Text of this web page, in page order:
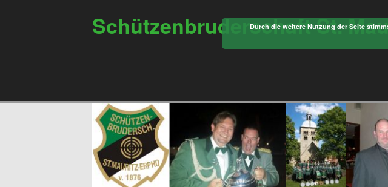
Schützenbruderschaft St.
Durch die weitere Nutzung der Seite